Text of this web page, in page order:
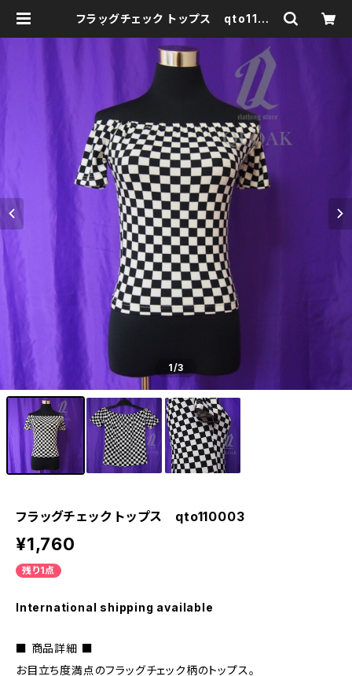
フラッグチェック トップス qto1100
ローク-
1/3
フラッグチェック トップス qto110003
¥1,760
残り1点
International shipping available
■ 商品詳細 ■
お目立ち度満点のフラッグチェック柄のトップス。